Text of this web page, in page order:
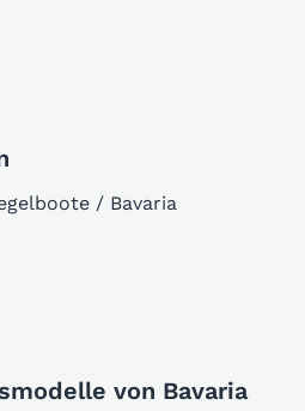
/ Bavaria
von Bavaria